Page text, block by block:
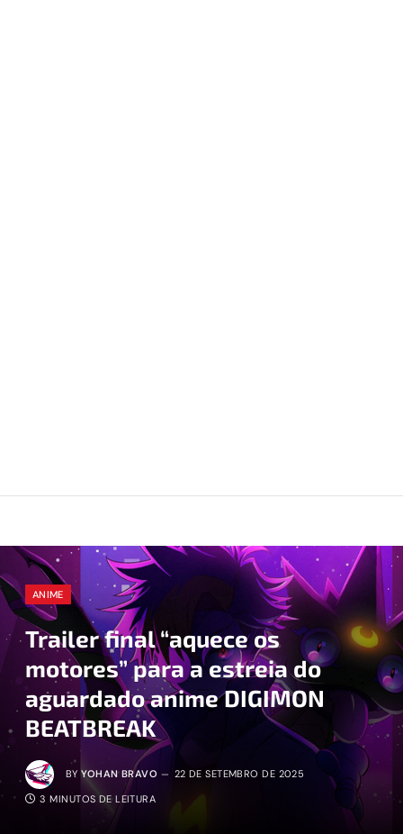
ANIME
Trailer final “aquece os
motores” para a estreia do
aguardado anime DIGIMON
BEATBREAK
BY YOHAN BRAVO 22 DE SETEMBRO DE 2025
3 MINUTOS DE LEITURA